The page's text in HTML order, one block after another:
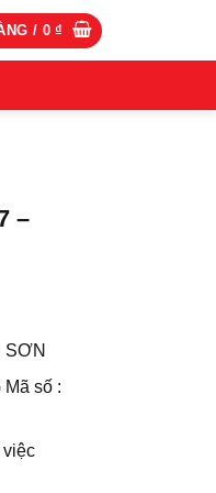
/ 0₫
–
SƠN
số :